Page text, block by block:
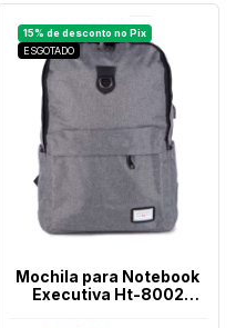
ESGOTADO
Mochila para Notebook
Executiva Ht-8002